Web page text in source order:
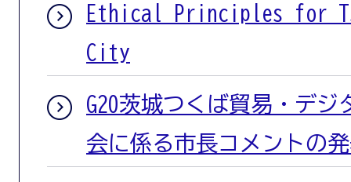
Ethical Principles for
City
G20茨城つくば貿易・デジ
会に係る市長コメントの